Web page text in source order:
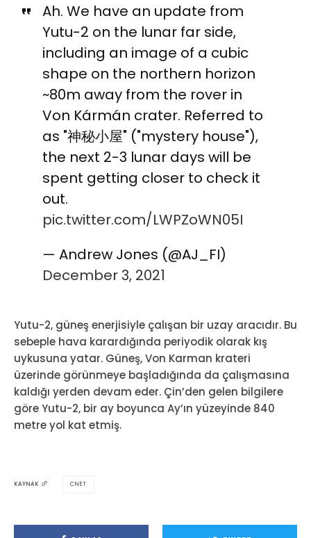
Ah. We have an update from
Yutu-2 on the lunar far side,
including an image of a cubic
shape on the northern horizon
~80m away from the rover in
Von Kármán crater. Referred to
as "神秘小屋" ("mystery house"),
the next 2-3 lunar days will be
spent getting closer to check it
out.
pic.twitter.com/LWPZoWN05I
— Andrew Jones (@AJ_FI)
December 3, 2021
Yutu-2, güneş enerjisiyle çalışan bir uzay aracıdır. Bu
sebeple hava karardığında periyodik olarak kış
uykusuna yatar. Güneş, Von Karman krateri
üzerinde görünmeye başladığında da çalışmasına
kaldığı yerden devam eder. Çin’den gelen bilgilere
göre Yutu-2, bir ay boyunca Ay’ın yüzeyinde 840
metre yol kat etmiş.
KAYNAK CNET